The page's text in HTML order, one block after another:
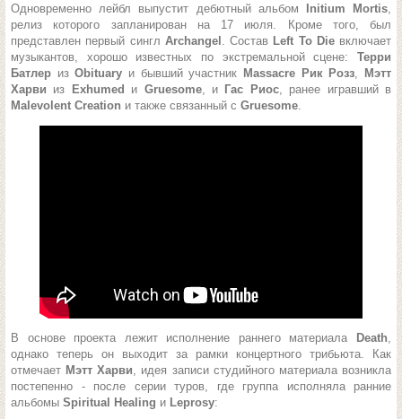
Одновременно лейбл выпустит дебютный альбом
Initium Mortis,
релиз которого запланирован на 17 июля. Кроме того, был
представлен первый сингл Archangel . Состав Left To Dieвключает
музыкантов, хорошо известных по экстремальной сцене: Терри
Батлер изObituary и бывший участник Massacre Рик Розз,
Мэтт
Харви из Exhumed и Gruesome, и Гас Риос, ранее игравший в
Malevolent Creation и также связанный с Gruesome.
В основе проекта лежит исполнение раннего материала Death,
однако теперь он выходит за рамки концертного трибьюта. Как
отмечает Мэтт Харви, идея записи студийного материала возникла
постепенно - после серии туров, где группа исполняла ранние
альбомы Spiritual Healing и Leprosy: